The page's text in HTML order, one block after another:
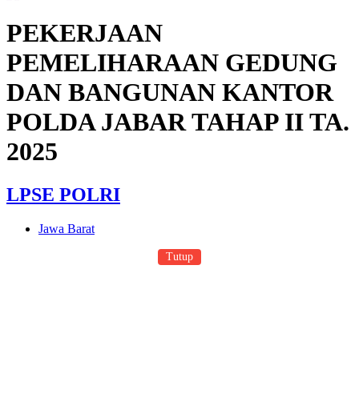
PEKERJAAN
PEMELIHARAAN GEDUNG
DAN BANGUNAN KANTOR
POLDA JABAR TAHAP II TA.
2025
LPSE POLRI
Jawa Barat
Tutup